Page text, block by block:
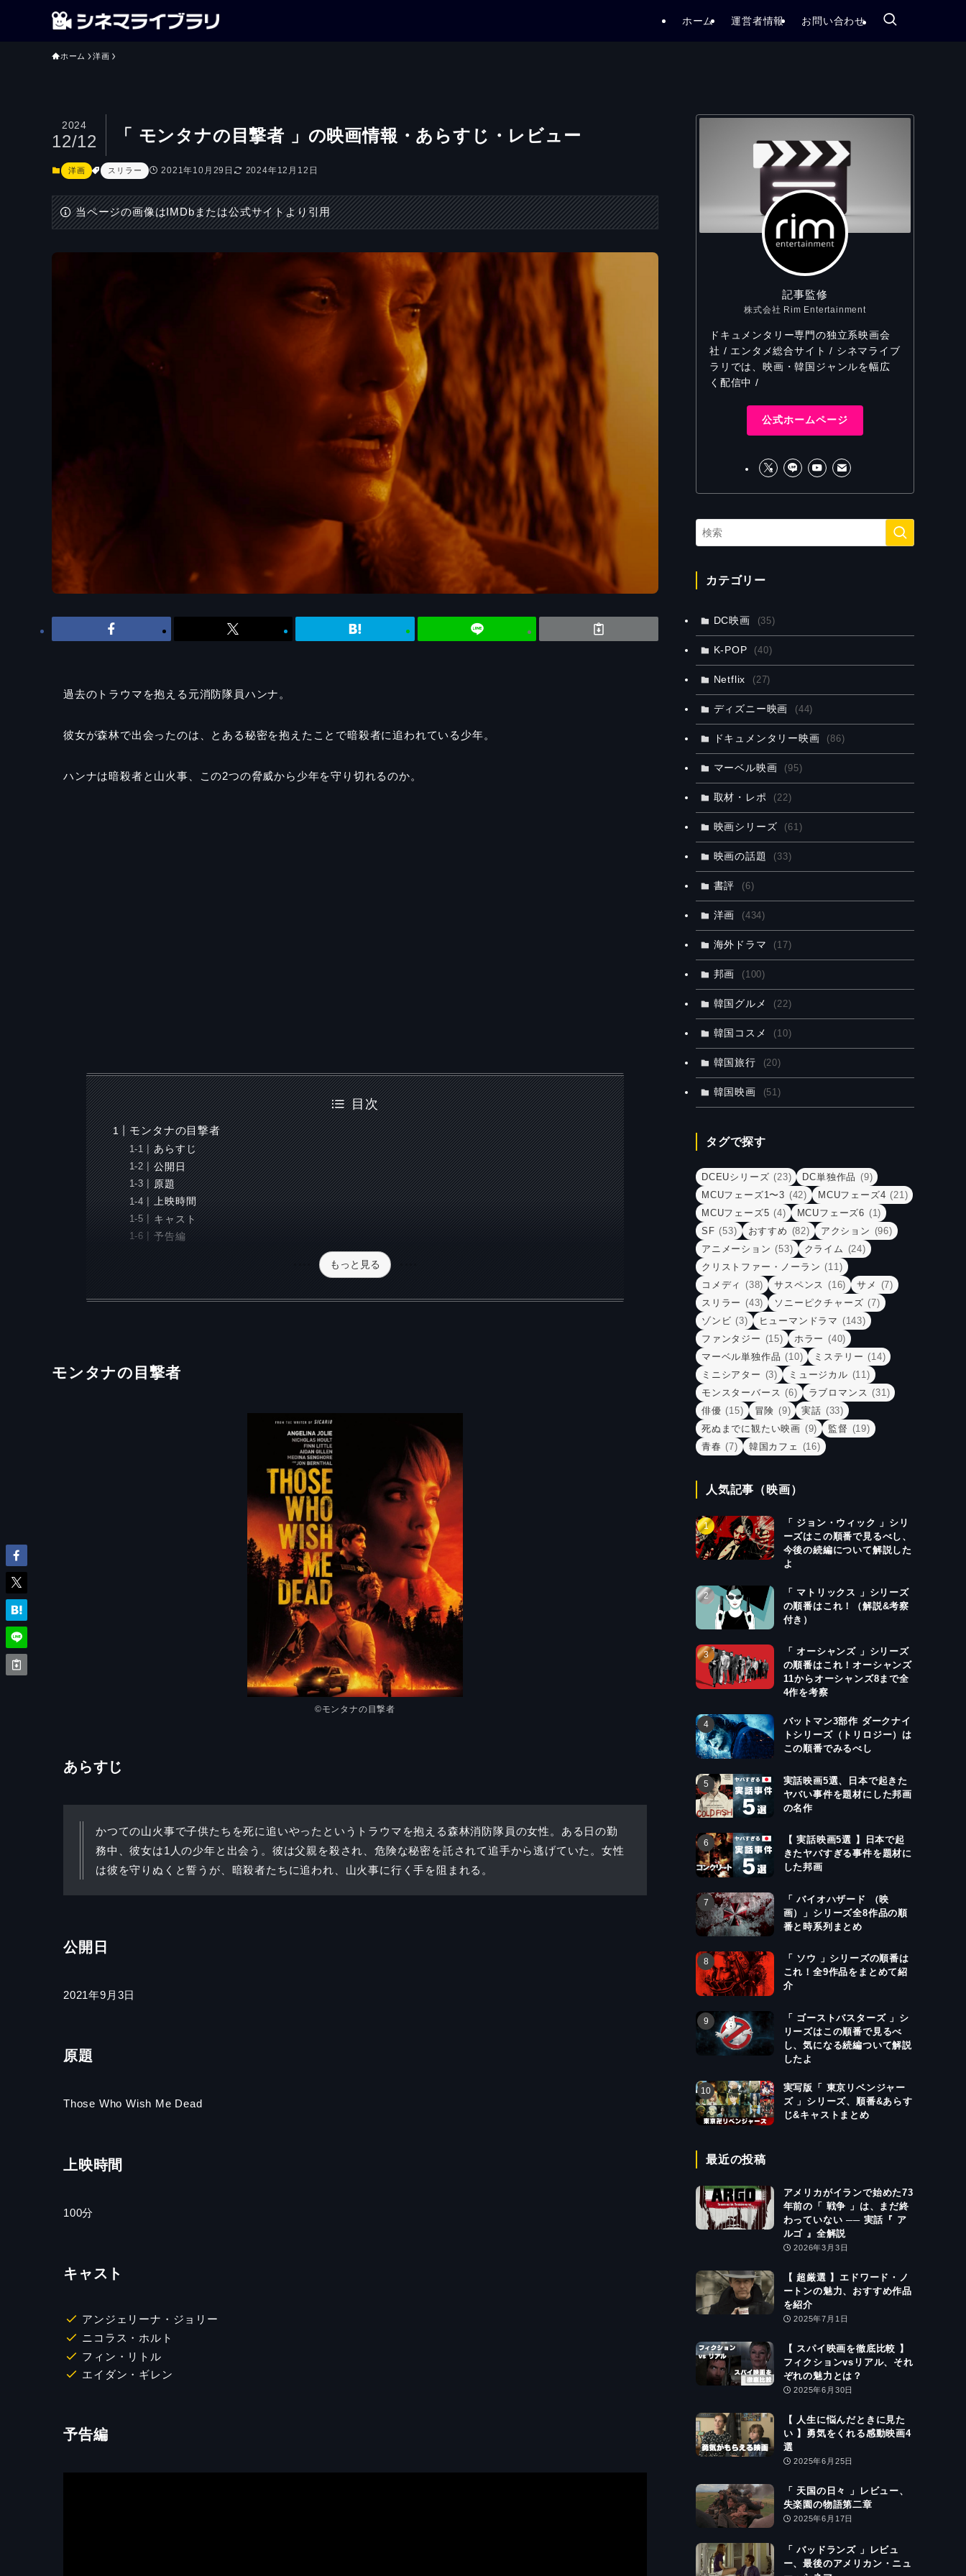
ホーム 運営者情報 お問い合わせ
ホーム 洋画
「 モンタナの目撃者 」の映画情報・あらすじ・レビュー
2024
12/12
洋画 スリラー 2021年10月29日 2024年12月12日
当ページの画像はIMDbまたは公式サイトより引用
過去のトラウマを抱える元消防隊員ハンナ。
彼女が森林で出会ったのは、とある秘密を抱えたことで暗殺者に追われている少年。
ハンナは暗殺者と山火事、この2つの脅威から少年を守り切れるのか。
目次
モンタナの目撃者
あらすじ
公開日
原題
上映時間
キャスト
予告編
もっと見る
モンタナの目撃者
©モンタナの目撃者
あらすじ
かつての山火事で子供たちを死に追いやったというトラウマを抱える森林消防隊員の女性。ある日の勤
務中、彼女は1人の少年と出会う。彼は父親を殺され、危険な秘密を託されて追手から逃げていた。女性
は彼を守りぬくと誓うが、暗殺者たちに追われ、山火事に行く手を阻まれる。
公開日
2021年9月3日
原題
Those Who Wish Me Dead
上映時間
100分
キャスト
アンジェリーナ・ジョリー
ニコラス・ホルト
フィン・リトル
エイダン・ギレン
予告編
記事監修
株式会社 Rim Entertainment
ドキュメンタリー専門の独立系映画会
社 / エンタメ総合サイト / シネマライブ
ラリでは、映画・韓国ジャンルを幅広
く配信中 /
公式ホームページ
カテゴリー
DC映画 (35)
K-POP (40)
Netflix (27)
ディズニー映画 (44)
ドキュメンタリー映画 (86)
マーベル映画 (95)
取材・レポ (22)
映画シリーズ (61)
映画の話題 (33)
書評 (6)
洋画 (434)
海外ドラマ (17)
邦画 (100)
韓国グルメ (22)
韓国コスメ (10)
韓国旅行 (20)
韓国映画 (51)
タグで探す
DCEUシリーズ (23) DC単独作品 (9)
MCUフェーズ1〜3 (42) MCUフェーズ4 (21)
MCUフェーズ5 (4) MCUフェーズ6 (1)
SF (53) おすすめ (82) アクション (96)
アニメーション (53) クライム (24)
クリストファー・ノーラン (11)
コメディ (38) サスペンス (16) サメ (7)
スリラー (43) ソニーピクチャーズ (7)
ゾンビ (3) ヒューマンドラマ (143)
ファンタジー (15) ホラー (40)
マーベル単独作品 (10) ミステリー (14)
ミニシアター (3) ミュージカル (11)
モンスターバース (6) ラブロマンス (31)
俳優 (15) 冒険 (9) 実話 (33)
死ぬまでに観たい映画 (9) 監督 (19)
青春 (7) 韓国カフェ (16)
人気記事（映画）
「 ジョン・ウィック 」シリ
ーズはこの順番で見るべし、
今後の続編について解説した
よ
「 マトリックス 」シリーズ
の順番はこれ！（解説&考察
付き）
「 オーシャンズ 」シリーズ
の順番はこれ！オーシャンズ
11からオーシャンズ8まで全
4作を考察
バットマン3部作 ダークナイ
トシリーズ（トリロジー）は
この順番でみるべし
実話映画5選、日本で起きた
ヤバい事件を題材にした邦画
の名作
【 実話映画5選 】日本で起
きたヤバすぎる事件を題材に
した邦画
「 バイオハザード （映
画）」シリーズ全8作品の順
番と時系列まとめ
「 ソウ 」シリーズの順番は
これ！全9作品をまとめて紹
介
「 ゴーストバスターズ 」シ
リーズはこの順番で見るべ
し、気になる続編ついて解説
したよ
実写版「 東京リベンジャー
ズ 」シリーズ、順番&あらす
じ&キャストまとめ
最近の投稿
アメリカがイランで始めた73
年前の「 戦争 」は、まだ終
わっていない ── 実話『 ア
ルゴ 』全解説
2026年3月3日
【 超厳選 】エドワード・ノ
ートンの魅力、おすすめ作品
を紹介
2025年7月1日
【 スパイ映画を徹底比較 】
フィクションvsリアル、それ
ぞれの魅力とは？
2025年6月30日
【 人生に悩んだときに見た
い 】勇気をくれる感動映画4
選
2025年6月25日
「 天国の日々 」レビュー、
失楽園の物語第二章
2025年6月17日
「 バッドランズ 」レビュ
ー、最後のアメリカン・ニュ